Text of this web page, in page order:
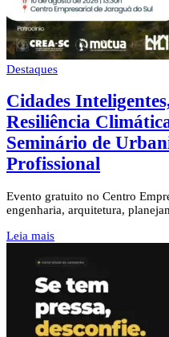
Destaques
Cidades
Resiliência
Seminário de
Profissional
Evento gratuito no Centro
engenharia, arquitetura,
Leia mais